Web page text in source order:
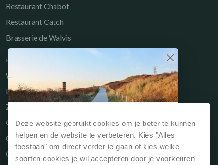
Deze website gebruikt cookies om je beter te kunnen
helpen en de website te verbeteren. Kies "Alles
toestaan" om direct verder te gaan of kies welke
soorten cookies je wil accepteren door je voorkeuren
Waarom direct boeken?
Reserveert je jouw verblijf via onze website of
rechtstreeks bij de receptie dan is dit altijd het
voordeligst
Restaurant Chabot
Restaurant Catch
Brasserie de Walvis
HANDIGE LINKS
Werken bij
Long-Stay
Zakelijk
Owners Portal
Cadeaubon
Contact